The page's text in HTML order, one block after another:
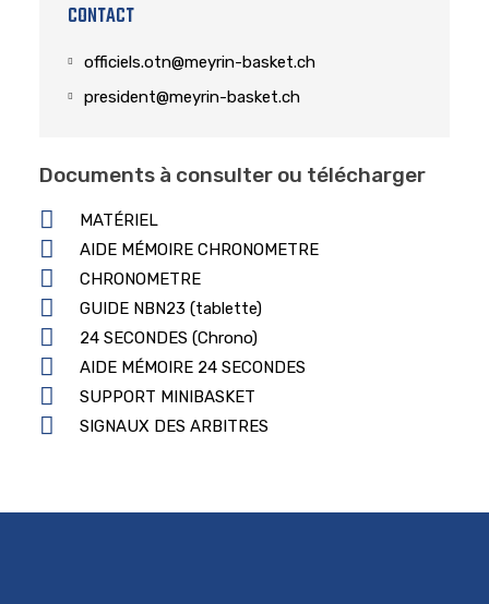
CONTACT
officiels.otn@meyrin-basket.ch
president@meyrin-basket.ch
Documents à consulter ou télécharger
MATÉRIEL
AIDE MÉMOIRE CHRONOMETRE
CHRONOMETRE
GUIDE NBN23 (tablette)
24 SECONDES (Chrono)
AIDE MÉMOIRE 24 SECONDES
SUPPORT MINIBASKET
SIGNAUX DES ARBITRES